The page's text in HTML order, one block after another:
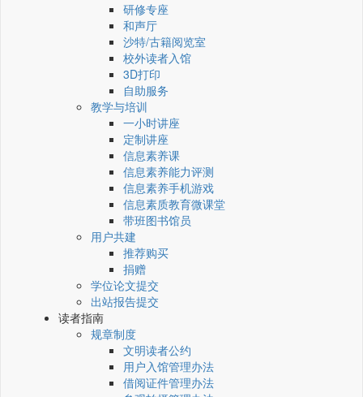
研修专座
和声厅
沙特/古籍阅览室
校外读者入馆
3D打印
自助服务
教学与培训
一小时讲座
定制讲座
信息素养课
信息素养能力评测
信息素养手机游戏
信息素质教育微课堂
带班图书馆员
用户共建
推荐购买
捐赠
学位论文提交
出站报告提交
读者指南
规章制度
文明读者公约
用户入馆管理办法
借阅证件管理办法